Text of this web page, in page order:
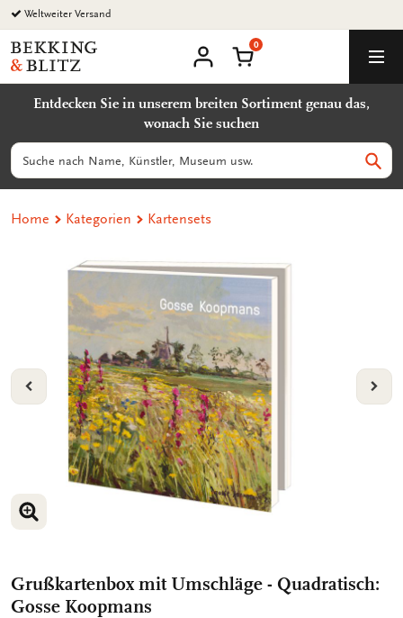
Zurück
zum
Inhalt
Weltweiter Versand
Bekking
&
Uitgevers
Warenkorb
0
Entdecken Sie in unserem breiten Sortiment genau das,
wonach Sie suchen
Suchen
Home Kategorien Kartensets
VORIGE
BILD VERGRÖSSERN
BILD VERGRÖSSERN
Grußkartenbox mit Umschläge - Quadratisch:
Gosse Koopmans